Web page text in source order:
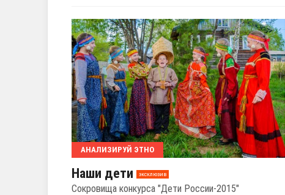
АНАЛИЗИРУЙ ЭТНО
Наши дети эксклюзив
Сокровища конкурса "Дети России-2015"